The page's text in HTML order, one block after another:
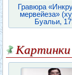
Гравюра
мервейеза»
Буальи,
Картинки